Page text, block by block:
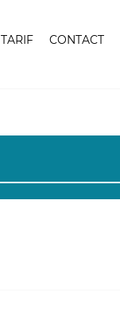
TARIF CONTACT